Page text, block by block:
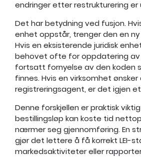
endringer etter restrukturering er
Det har betydning ved fusjon.
enhet oppstår, trenger den en ny
Hvis en eksisterende juridisk
behovet ofte for oppdatering
fortsatt fornyelse av den koden
finnes. Hvis en virksomhet
registreringsagent, er det igjen
Denne forskjellen er praktisk
bestillingsløp kan koste tid
nærmer seg gjennomføring. En
gjør det lettere å få korrekt LEI-
markedsaktiviteter eller